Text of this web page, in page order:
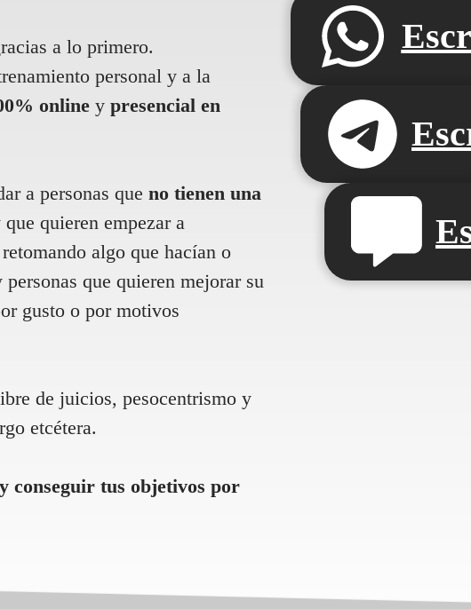
a lo primero.
personal y a la
online y presencial en
a personas que no tienen una
que quieren empezar a
algo que hacían o
que quieren mejorar su
gusto o por motivos
de juicios, pesocentrismo y
etcétera.
conseguir tus objetivos por